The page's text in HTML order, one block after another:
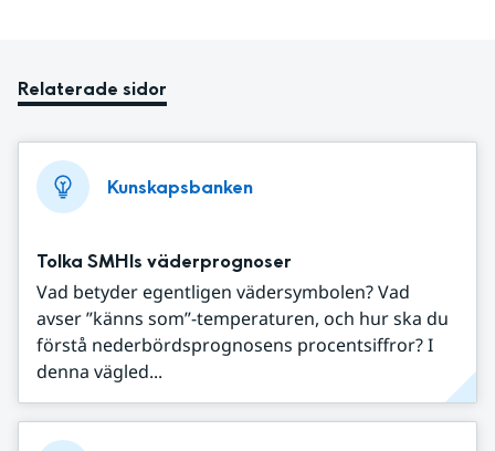
Relaterade sidor
Kunskapsbanken
Tolka SMHIs väderprognoser
Vad betyder egentligen vädersymbolen? Vad
avser ”känns som”-temperaturen, och hur ska du
förstå nederbördsprognosens procentsiffror? I
denna vägled...